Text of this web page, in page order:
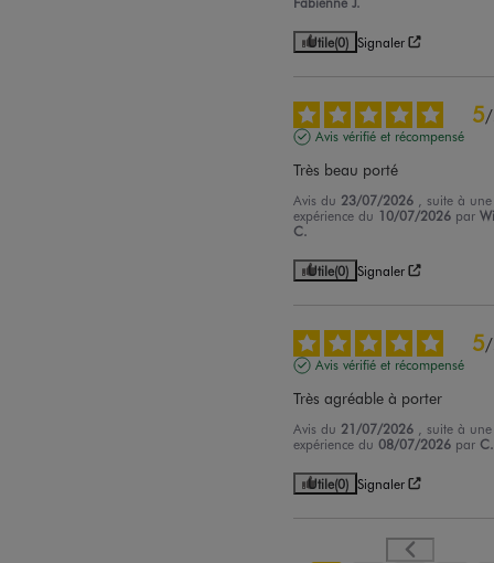
Utile(0) Signaler
5/
Avis vérifié et récompensé
Très beau porté
Avis du 23/07/2026
, suite à une
expérience du 10/07/2026 par
C.
Utile(0) Signaler
5/
Avis vérifié et récompensé
Très agréable à porter
Avis du 21/07/2026
, suite à une
expérience du08/07/2026 par
Utile(0) Signaler